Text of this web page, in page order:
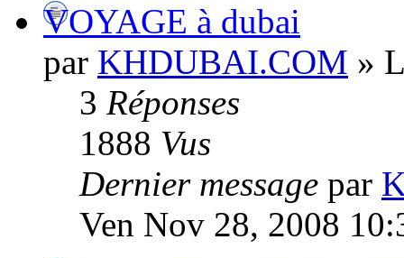
VOYAGE à dubai
par KHDUBAI.COM »
3 Réponses
1888 Vus
Dernier message par
Ven Nov 28, 2008